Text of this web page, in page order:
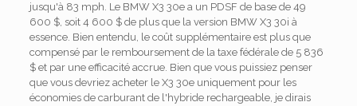
jusqu'à 83 mph. Le BMW X3 30e a un PDSF de base de 49
600 $, soit 4 600 $ de plus que la version BMW X3 30i à
essence. Bien entendu, le coût supplémentaire est plus que
compensé par le remboursement de la taxe fédérale de 5 836
$ et par une efficacité accrue. Bien que vous puissiez penser
que vous devriez acheter le X3 30e uniquement pour les
économies de carburant de l'hybride rechargeable, je dirais